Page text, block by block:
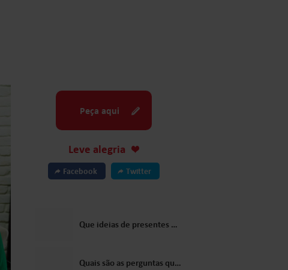
Peça aqui
Leve alegria
Facebook Twitter
Que ideias de presentes para crianças o Papai Noel sugeriria?
Quais são as perguntas que as crianças mais costumam fazer ao Papai Noel?